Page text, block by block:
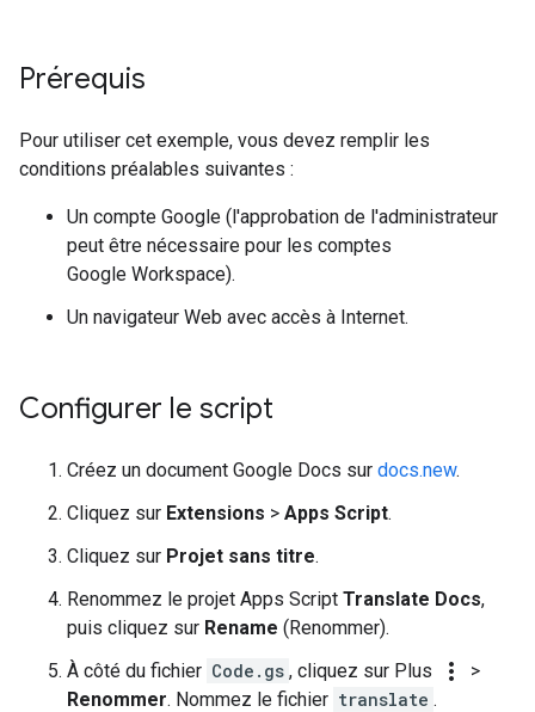
Prérequis
Pour utiliser cet exemple, vous devez remplir les
conditions préalables suivantes :
Un compte Google (l'approbation de l'administrateur
peut être nécessaire pour les comptes
Google Workspace).
Un navigateur Web avec accès à Internet.
Configurer le script
Créez un document Google Docs sur docs.new.
Cliquez sur Extensions > Apps Script.
Cliquez sur Projet sans titre.
Renommez le projet Apps Script Translate Docs,
puis cliquez sur Rename (Renommer).
À côté du fichier Code.gs , cliquez sur Plus more_vert
>
Renommer. Nommez le fichier translate .